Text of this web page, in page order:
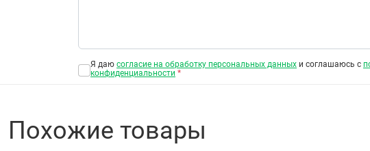
Я даю согласие на обработку персональных данных и соглашаюсь с
конфиденциальности *
Похожие товары